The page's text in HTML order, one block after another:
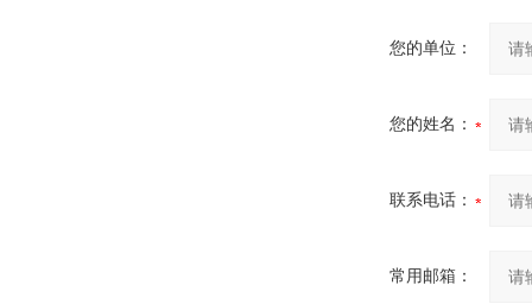
您的单位：
您的姓名：
联系电话：
常用邮箱：